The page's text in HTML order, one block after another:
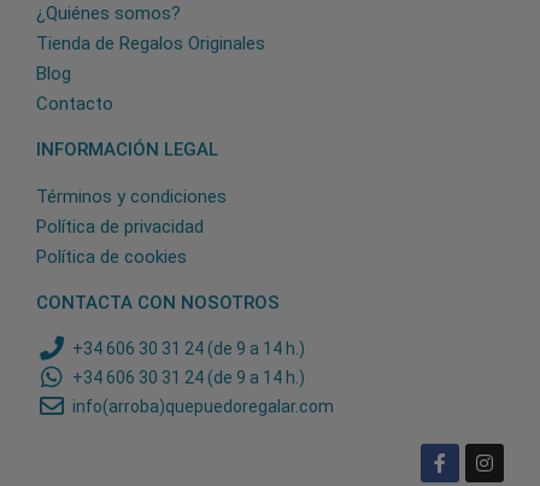
¿Quiénes somos?
Tienda de Regalos Originales
Blog
Contacto
INFORMACIÓN LEGAL
Términos y condiciones
Política de privacidad
Política de cookies
CONTACTA CON NOSOTROS
+34 606 30 31 24 (de 9 a 14 h.)
+34 606 30 31 24 (de 9 a 14 h.)
info(arroba)quepuedoregalar.com